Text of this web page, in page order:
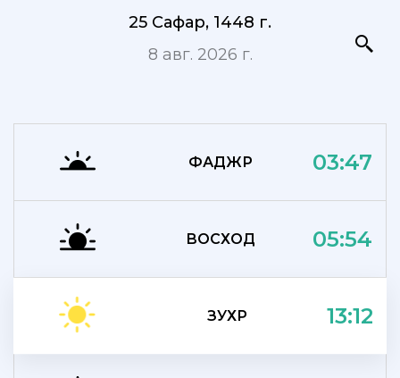
25 Сафар, 1448 г.
8 авг. 2026 г.
ФАДЖР 03:47
ВОСХОД 05:54
ЗУХР 13:12